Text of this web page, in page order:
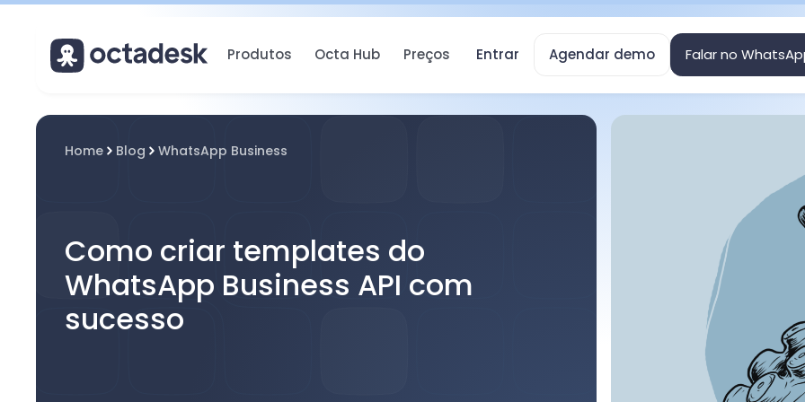
Entrar Agendar demo Falar no
Produtos Octa Hub Preços
Home Blog WhatsApp Business
Como criar templates do
WhatsApp Business API com
sucesso